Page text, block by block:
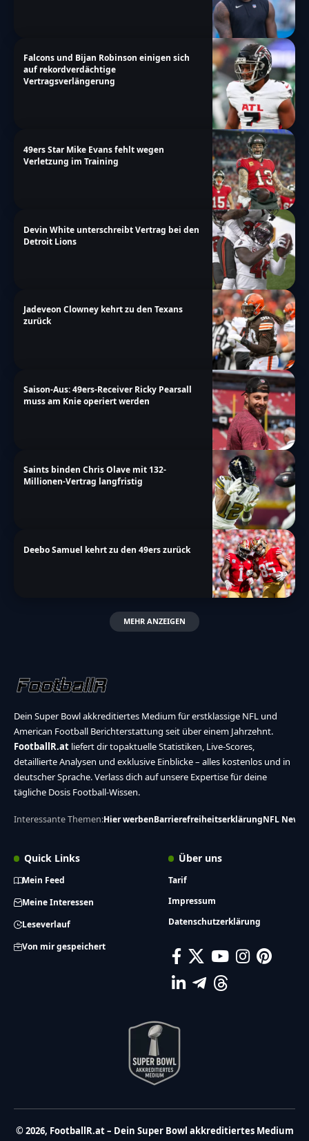
Falcons und Bijan Robinson einigen sich
auf rekordverdächtige
Vertragsverlängerung
49ers Star Mike Evans fehlt wegen
Verletzung im Training
Devin White unterschreibt Vertrag bei den
Detroit Lions
Jadeveon Clowney kehrt zu den Texans
zurück
Saison-Aus: 49ers-Receiver Ricky Pearsall
muss am Knie operiert werden
Saints binden Chris Olave mit 132-
Millionen-Vertrag langfristig
Deebo Samuel kehrt zu den 49ers zurück
MEHR ANZEIGEN
Dein Super Bowl akkreditiertes Medium für erstklassige NFL und
American Football Berichterstattung seit über einem Jahrzehnt.
FootballR.at liefert dir topaktuelle Statistiken, Live-Scores,
detaillierte Analysen und exklusive Einblicke – alles kostenlos und in
deutscher Sprache. Verlass dich auf unsere Expertise für deine
tägliche Dosis Football-Wissen.
Interessante Themen:Hier werbenBarrierefreiheitserklärungNFL News
Quick Links
Mein Feed
Meine Interessen
Leseverlauf
Von mir gespeichert
Über uns
Tarif
Impressum
Datenschutzerklärung
© 2026, FootballR.at – Dein Super Bowl akkreditiertes Medium